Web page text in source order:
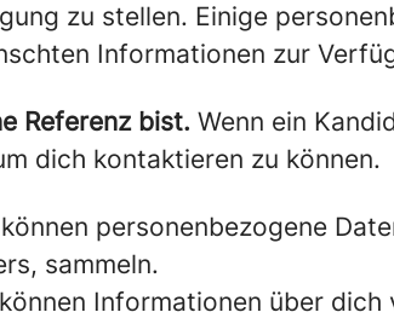
zu stellen. Einige
Informationen zur
Referenz bist. Wenn ein
dich kontaktieren zu können.
personenbezogene
sammeln.
Informationen über